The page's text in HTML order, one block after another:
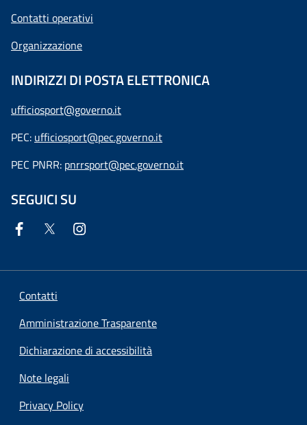
Contatti operativi
Organizzazione
INDIRIZZI DI POSTA ELETTRONICA
ufficiosport@governo.it
PEC: ufficiosport@pec.governo.it
PEC PNRR: pnrrsport@pec.governo.it
SEGUICI SU
Contatti
Amministrazione Trasparente
Dichiarazione di accessibilità
Note legali
Privacy Policy